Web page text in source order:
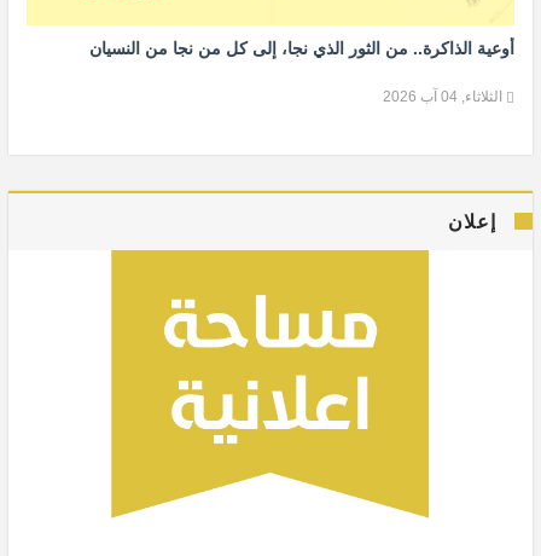
أوعية الذاكرة.. من الثور الذي نجا، إلى كل من نجا من النسيان
الثلاثاء, 04 آب 2026
إعلان